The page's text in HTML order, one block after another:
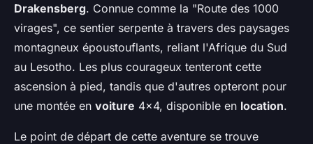
Drakensberg. Connue comme la "Route des 1000
virages", ce sentier serpente à travers des paysages
montagneux époustouflants, reliant l'Afrique du Sud
au Lesotho. Les plus courageux tenteront cette
ascension à pied, tandis que d'autres opteront pour
une montée en voiture 4x4, disponible en location.
Le point de départ de cette aventure se trouve